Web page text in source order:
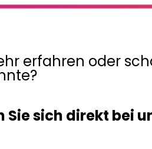
erfahren oder
Sie sich direkt bei